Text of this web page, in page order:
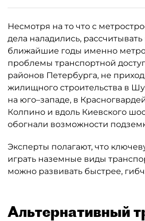
Несмотря на то что с
дела наладились, рассчитывать
ближайшие годы именно
проблемы транспортной
районов Петербурга, не
жилищного строительства в
на юго–западе, в
Колпино и вдоль Киевского
обогнали возможности
Эксперты полагают, что
играть наземные виды
можно развивать быстрее,
Альтернативный